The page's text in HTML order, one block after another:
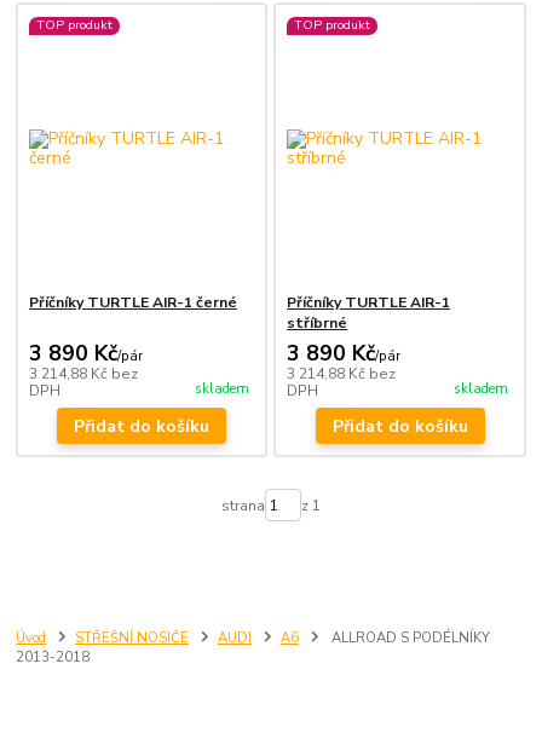
Úvod STŘEŠNÍ NOSIČE AUDI A6
ALLROAD S PODÉLNÍKY
2013-2018
TOP produkt
Příčníky TURTLE AIR-1 černé
3 890 Kč/pár
3 214,88 Kč bez
DPH
skladem
Přidat do košíku
TOP produkt
Příčníky TURTLE AIR-1
stříbrné
3 890 Kč/pár
3 214,88 Kč bez
DPH
skladem
Přidat do košíku
strana z 1